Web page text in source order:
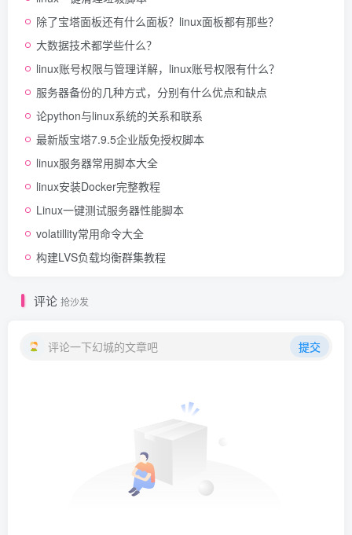
除了宝塔面板还有什么面板？linux面板都有那些？
大数据技术都学些什么？
linux账号权限与管理详解，linux账号权限有什么？
服务器备份的几种方式，分别有什么优点和缺点
论python与linux系统的关系和联系
最新版宝塔7.9.5企业版免授权脚本
linux服务器常用脚本大全
linux安装Docker完整教程
Linux一键测试服务器性能脚本
volatillity常用命令大全
构建LVS负载均衡群集教程
评论 抢沙发
评论一下幻城的文章吧 提交